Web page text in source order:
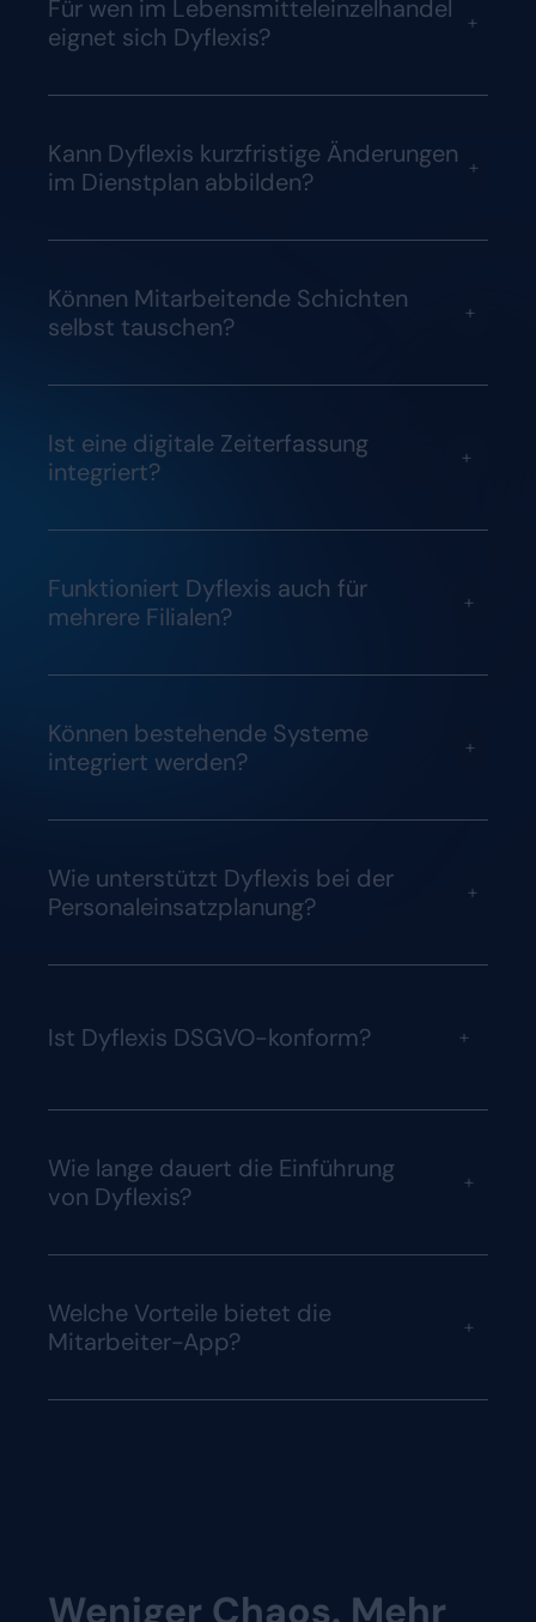
Für wen im Lebensmitteleinzelhandel
eignet sich Dyflexis?
+
Kann Dyflexis kurzfristige Änderungen
im Dienstplan abbilden?
+
Können Mitarbeitende Schichten
selbst tauschen?
+
Ist eine digitale Zeiterfassung
integriert?
+
Funktioniert Dyflexis auch für
mehrere Filialen?
+
Können bestehende Systeme
integriert werden?
+
Wie unterstützt Dyflexis bei der
Personaleinsatzplanung?
+
Ist Dyflexis DSGVO-konform? +
Wie lange dauert die Einführung
von Dyflexis?
+
Welche Vorteile bietet die
Mitarbeiter-App?
+
Weniger Chaos. Mehr